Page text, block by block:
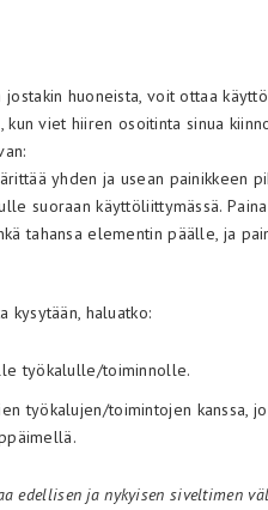
huoneista, voit ottaa
kun viet hiiren osoitinta sinua
yhden ja usean painikkeen
suoraan käyttöliittymässä.
tahansa elementin päälle, ja
kysytään, haluatko:
työkalulle/toiminnolle.
työkalujen/toimintojen kanssa,
edellisen ja nykyisen siveltimen